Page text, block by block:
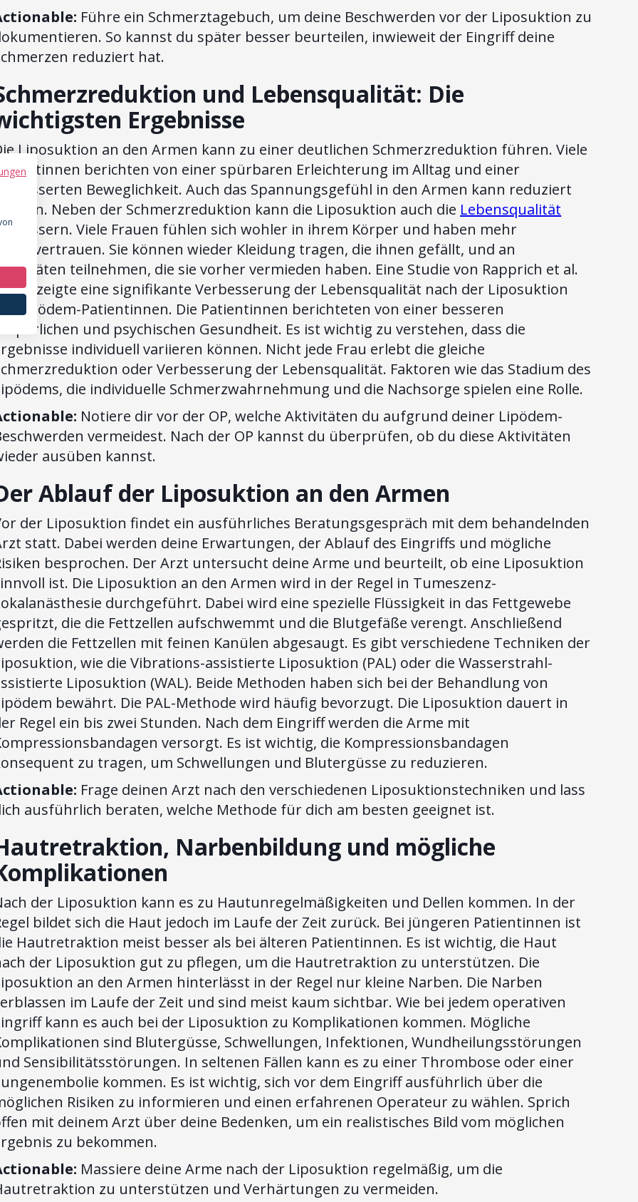
Führe ein Schmerztagebuch, um deine Beschwerden vor der Liposuktion zu
So kannst du später besser beurteilen, inwieweit der Eingriff deine
reduziert hat.
und Lebensqualität: Die
Ergebnisse
Liposuktion an den Armen kann zu einer deutlichen Schmerzreduktion führen. Viele
berichten von einer spürbaren Erleichterung im Alltag und einer
verbesserten Beweglichkeit. Auch das Spannungsgefühl in den Armen kann reduziert
werden. Neben der Schmerzreduktion kann die Liposuktion auch die Lebensqualität
Viele Frauen fühlen sich wohler in ihrem Körper und haben mehr
Selbstvertrauen. Sie können wieder Kleidung tragen, die ihnen gefällt, und an
teilnehmen, die sie vorher vermieden haben. Eine Studie von Rapprich et al.
zeigte eine signifikante Verbesserung der Lebensqualität nach der Liposuktion
bei Lipödem-Patientinnen. Die Patientinnen berichteten von einer besseren
körperlichen und psychischen Gesundheit. Es ist wichtig zu verstehen, dass die
individuell variieren können. Nicht jede Frau erlebt die gleiche
oder Verbesserung der Lebensqualität. Faktoren wie das Stadium des
die individuelle Schmerzwahrnehmung und die Nachsorge spielen eine Rolle.
Notiere dir vor der OP, welche Aktivitäten du aufgrund deiner Lipödem-
vermeidest. Nach der OP kannst du überprüfen, ob du diese Aktivitäten
ausüben kannst.
Ablauf der Liposuktion an den Armen
der Liposuktion findet ein ausführliches Beratungsgespräch mit dem behandelnden
statt. Dabei werden deine Erwartungen, der Ablauf des Eingriffs und mögliche
besprochen. Der Arzt untersucht deine Arme und beurteilt, ob eine Liposuktion
ist. Die Liposuktion an den Armen wird in der Regel in Tumeszenz-
durchgeführt. Dabei wird eine spezielle Flüssigkeit in das Fettgewebe
die die Fettzellen aufschwemmt und die Blutgefäße verengt. Anschließend
die Fettzellen mit feinen Kanülen abgesaugt. Es gibt verschiedene Techniken der
wie die Vibrations-assistierte Liposuktion (PAL) oder die Wasserstrahl-
Liposuktion (WAL). Beide Methoden haben sich bei der Behandlung von
bewährt. Die PAL-Methode wird häufig bevorzugt. Die Liposuktion dauert in
Regel ein bis zwei Stunden. Nach dem Eingriff werden die Arme mit
versorgt. Es ist wichtig, die Kompressionsbandagen
zu tragen, um Schwellungen und Blutergüsse zu reduzieren.
Frage deinen Arzt nach den verschiedenen Liposuktionstechniken und lass
ausführlich beraten, welche Methode für dich am besten geeignet ist.
Narbenbildung und mögliche
der Liposuktion kann es zu Hautunregelmäßigkeiten und Dellen kommen. In der
bildet sich die Haut jedoch im Laufe der Zeit zurück. Bei jüngeren Patientinnen ist
Hautretraktion meist besser als bei älteren Patientinnen. Es ist wichtig, die Haut
der Liposuktion gut zu pflegen, um die Hautretraktion zu unterstützen. Die
an den Armen hinterlässt in der Regel nur kleine Narben. Die Narben
im Laufe der Zeit und sind meist kaum sichtbar. Wie bei jedem operativen
kann es auch bei der Liposuktion zu Komplikationen kommen. Mögliche
sind Blutergüsse, Schwellungen, Infektionen, Wundheilungsstörungen
Sensibilitätsstörungen. In seltenen Fällen kann es zu einer Thrombose oder einer
kommen. Es ist wichtig, sich vor dem Eingriff ausführlich über die
Risiken zu informieren und einen erfahrenen Operateur zu wählen. Sprich
mit deinem Arzt über deine Bedenken, um ein realistisches Bild vom möglichen
zu bekommen.
Massiere deine Arme nach der Liposuktion regelmäßig, um die
zu unterstützen und Verhärtungen zu vermeiden.